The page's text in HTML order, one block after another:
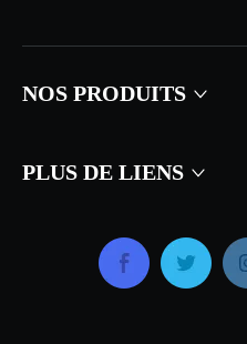
NOS PRODUITS
PLUS DE LIENS